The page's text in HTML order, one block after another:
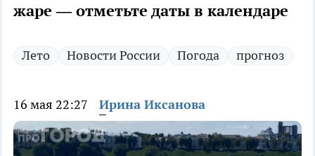
жаре — отметьте даты в календаре
Лето Новости России Погода прогноз
16 мая 22:27 Ирина Иксанова